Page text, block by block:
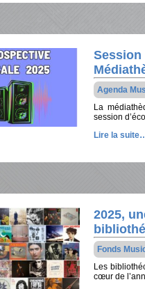
Session
Agenda
La
session
Lire la
2025,
Fonds
Les
cœur de